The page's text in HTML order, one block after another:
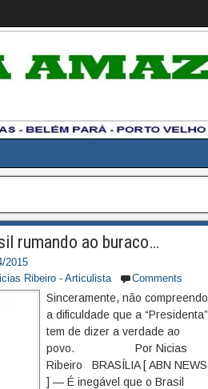
rumando ao buraco…
2015
Ribeiro - Articulista Comments
Sinceramente, não compreendo
a dificuldade que a “Presidenta”
tem de dizer a verdade ao
povo. Por Nicias
Ribeiro BRASÍLIA [ ABN NEWS
] — É inegável que o Brasil